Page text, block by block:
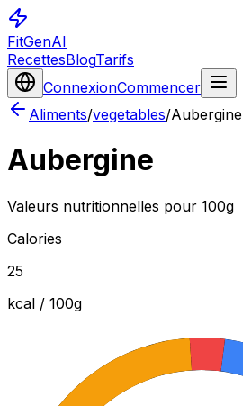
FitGenAI
RecettesBlogTarifs
ConnexionCommencer
Aliments/vegetables/Aubergine
Aubergine
Valeurs nutritionnelles pour 100g
Calories
25
kcal / 100g